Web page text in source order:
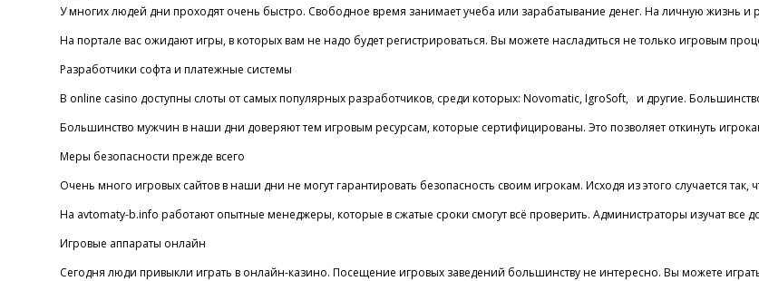
У многих людей дни проходят очень быстро. Свободное время занимает учеба или зарабатывание денег. На личную жизнь и
На портале вас ожидают игры, в которых вам не надо будет регистрироваться. Вы можете насладиться не только игровым
Разработчики софта и платежные системы
В online casino доступны слоты от самых популярных разработчиков, среди которых: Novomatic, IgroSoft, и другие.
Большинство мужчин в наши дни доверяют тем игровым ресурсам, которые сертифицированы. Это позволяет откинуть
Меры безопасности прежде всего
Очень много игровых сайтов в наши дни не могут гарантировать безопасность своим игрокам. Исходя из этого случается
На avtomaty-b.info работают опытные менеджеры, которые в сжатые сроки смогут всё проверить. Администраторы изучат
Игровые аппараты онлайн
Сегодня люди привыкли играть в онлайн-казино. Посещение игровых заведений большинству не интересно. Вы можете